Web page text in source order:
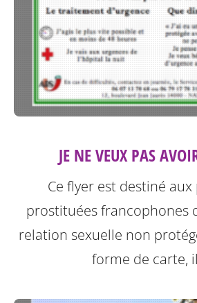
JE NE VEUX PAS
Ce flyer est destiné
prostituées francophones
relation sexuelle non
forme de carte,